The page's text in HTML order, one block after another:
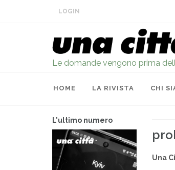
LOGIN
Le domande vengono prima
HOME LA RIVISTA CHI
L'ultimo numero
Una